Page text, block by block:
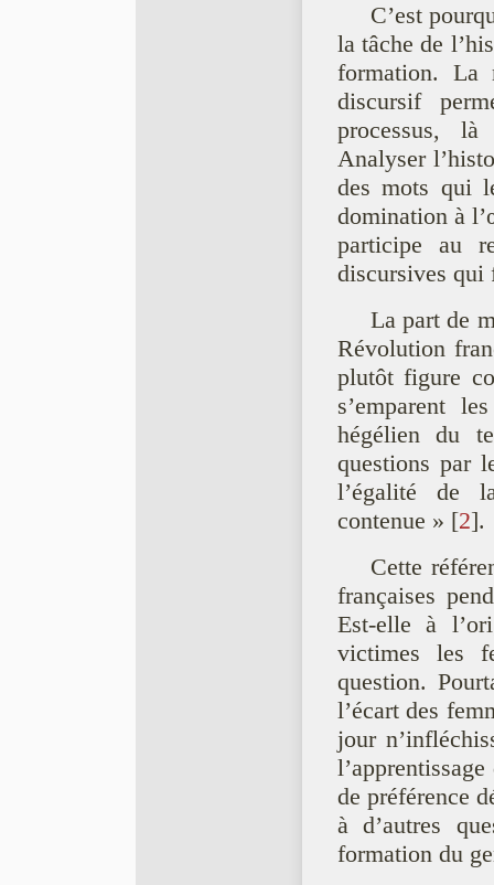
C’est
la tâche de
formation. La
discursif
processus,
Analyser
des mots qui
domination à
participe au
discursives qui
La part de
Révolution
plutôt figure
s’emparent
hégélien du
questions par
l’égalité de
contenue » [2].
Cette
françaises
Est-elle à
victimes les
question.
l’écart des
jour
de préférence
à d’autres
formation du